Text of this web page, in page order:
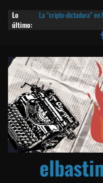
Lo
último:
La “cripto-dictadura”
Agarrá tu POLLO
¡El partido único!
Batman de Matagalpa
Las mentiras del
¿Piratas de El Carmen
¡O lo que queda!